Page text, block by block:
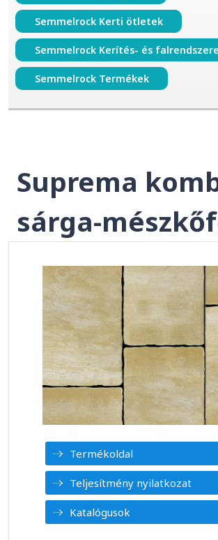
Semmelrock Kerti ötletek
Semmelrock Kerítés- és
Semmelrock Termékek
Suprema
sárga-
Termékoldal
Teljesítmény nyilatkozat
Katalógusok